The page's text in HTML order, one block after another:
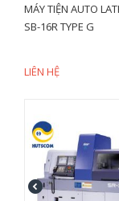
MÁY TIỆN AUTO
SB-16R TYPE G
LIÊN HỆ